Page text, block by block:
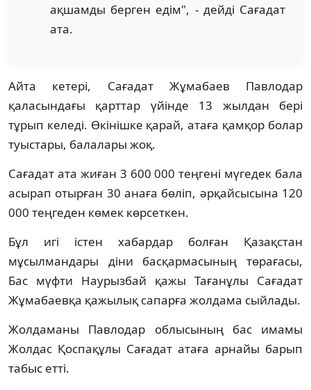
ақшамды берген едім", - дейді Сағадат
ата.
Айта кетері, Сағадат Жұмабаев Павлодар
қаласындағы қарттар үйінде 13 жылдан бері
тұрып келеді. Өкінішке қарай, атаға қамқор болар
туыстары, балалары жоқ.
Сағадат ата жиған 3 600 000 теңгені мүгедек бала
асырап отырған 30 анаға бөліп, әрқайсысына 120
000 теңгеден көмек көрсеткен.
Бұл игі істен хабардар болған Қазақстан
мұсылмандары діни басқармасының төрағасы,
Бас мүфти Наурызбай қажы Тағанұлы Сағадат
Жұмабаевқа қажылық сапарға жолдама сыйлады.
Жолдаманы Павлодар облысының бас имамы
Жолдас Қоспақұлы Сағадат атаға арнайы барып
табыс етті.